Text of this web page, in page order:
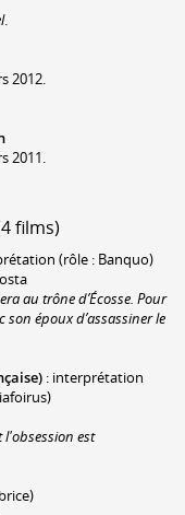
.
2012.
2011.
films)
(rôle : Banquo)
au trône d’Écosse. Pour
époux d’assassiner le
: interprétation
est